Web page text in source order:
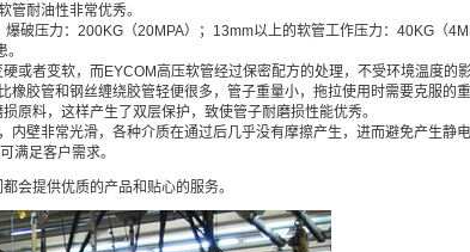
管耐油性非常优秀。
破压力：200KG（20MPA）；13mm以上的软管工作压力：40KG（
或者变软，而EYCOM高压软管经过保密配方的处理，不受环境温度的
胶管和钢丝缠绕胶管轻便很多，管子重量小，拖拉使用时需要克服的
原料，这样产生了双层保护，致使管子耐磨损性能优秀。
壁非常光滑，各种介质在通过后几乎没有摩擦产生，进而避免产生静
满足客户需求。
会提供优质的产品和贴心的服务。